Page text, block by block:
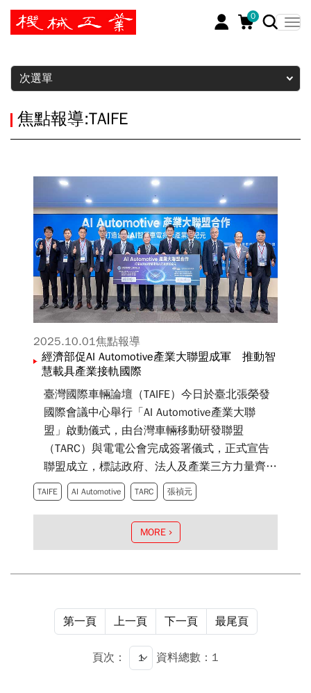
0
暫停
次選單
焦點報導:TAIFE
2025.10.01焦點報導
經濟部促AI Automotive產業大聯盟成軍 推動智
慧載具產業接軌國際
臺灣國際車輛論壇（TAIFE）今日於臺北張榮發
國際會議中心舉行「AI Automotive產業大聯
盟」啟動儀式，由台灣車輛移動研發聯盟
（TARC）與電電公會完成簽署儀式，正式宣告
聯盟成立，標誌政府、法人及產業三方力量齊
聚，共同推動臺灣自主創新與國際接軌的智慧車
電生態系。
TAIFE AI Automotive TARC 張禎元
MORE
第一頁 上一頁 下一頁 最尾頁
頁次： 資料總數：1